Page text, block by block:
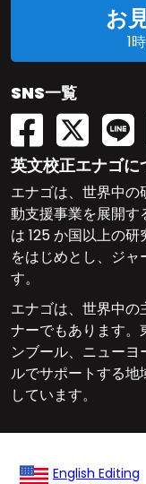
お
1
SNS一覧
英文校正エナゴに
エナゴは、世界中
動支援事業を展開
は 125 か国以上の
をはじめとし、ジャ
す。
エナゴは、世界中の
ナーでもあります。
ンブール、ニュー
ルでサポートする
しています。
English Editing